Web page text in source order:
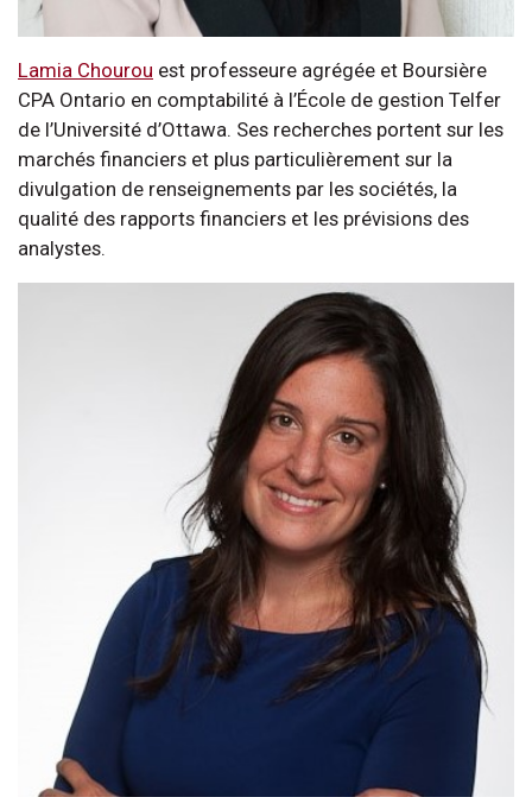
Lamia Chourou est professeure agrégée et Boursière
CPA Ontario en comptabilité à l’École de gestion Telfer
de l’Université d’Ottawa. Ses recherches portent sur les
marchés financiers et plus particulièrement sur la
divulgation de renseignements par les sociétés, la
qualité des rapports financiers et les prévisions des
analystes.